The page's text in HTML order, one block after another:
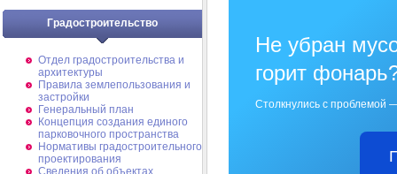
Градостроительство
Отдел градостроительства и
архитектуры
Правила землепользования и
застройки
Генеральный план
Концепция создания единого
парковочного пространства
Нормативы градостроительного
проектирования
Сведения об объектах
Не убран
горит
Столкнулись с проблемой